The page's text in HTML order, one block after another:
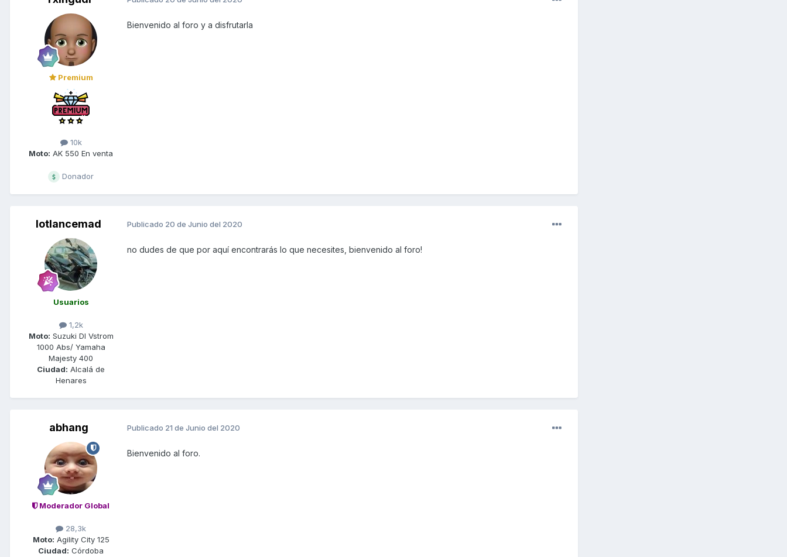
Premium
10k
Moto: AK 550 En venta
Donador
Bienvenido al foro y a disfrutarla
lotlancemad
Usuarios
1,2k
Moto: Suzuki Dl Vstrom
1000 Abs/ Yamaha
Majesty 400
Ciudad: Alcalá de
Henares
Publicado 20 de Junio del 2020
no dudes de que por aquí encontrarás lo que necesites, bienvenido al foro!
abhang
Moderador Global
28,3k
Moto: Agility City 125
Ciudad: Córdoba
Publicado 21 de Junio del 2020
Bienvenido al foro.